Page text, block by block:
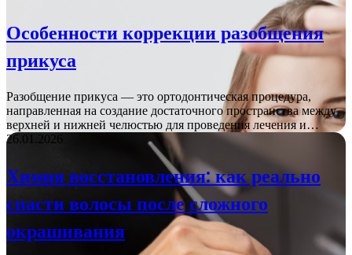
Особенности коррекции разобщения
прикуса
Разобщение прикуса — это ортодонтическая процедура,
направленная на создание достаточного пространства между
верхней и нижней челюстью для проведения лечения и…
26.01.2026
Химия восстановления: как реально
спасти волосы после сложного
окрашивания